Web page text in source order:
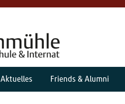
Aktuelles Friends & Alumni